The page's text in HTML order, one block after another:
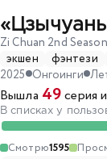
Zi Chuan 2nd Season
экшен
фэнтези
2025 Онгоинги
Вышла 49серия
В списках у
Смотрю1595